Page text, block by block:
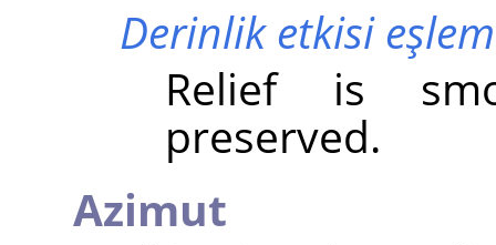
Derinlik etkisi
Relief is
preserved.
Azimut